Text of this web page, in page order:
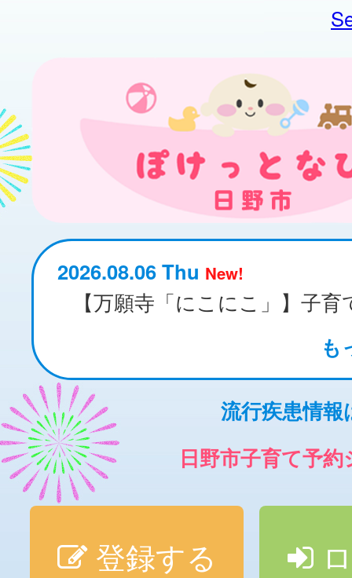
2026.08.06 Thu New!
も
流行疾患情
日野市子育て予
登録する